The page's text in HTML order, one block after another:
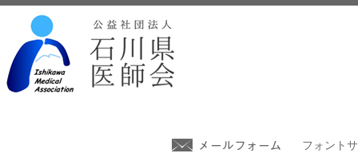
フォント